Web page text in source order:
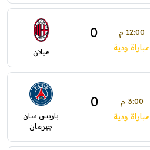
12:00 م 0
مباراة ودية ميلان
3:00 م 0
مباراة ودية
باريس سان
جيرمان